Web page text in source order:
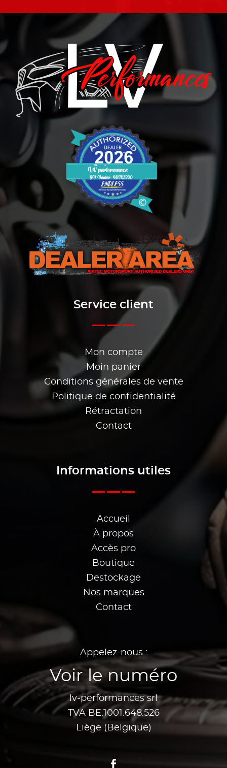
Service client
Mon compte
Moin panier
Conditions générales de vente
Politique de confidentialité
Rétractation
Contact
Informations utiles
Accueil
À propos
Accès pro
Boutique
Destockage
Nos marques
Contact
Appelez-nous :
Voir le numéro
lv-performances srl
TVA BE.1001.648.526
Liège (Belgique)